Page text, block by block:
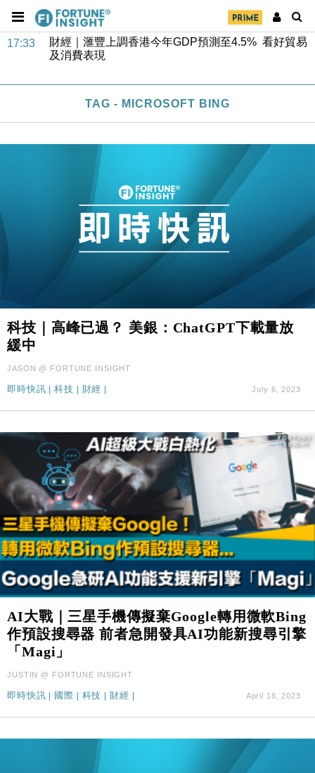
47仙
17:33
財經｜滙豐上調香港今年GDP預測至4.5% 看好貿易
及消費表現
財經｜日經失守6.5萬點後回穩 全周仍升近2%
財經｜韓股反覆波動收跌 連挫7周創逾3年最長跌勢
財經｜內地7月美元計價出口增近24%勝預期 貿易順
差達1125億美元
12:44
財經｜日本春季三度入市撐日圓 4月單日斥6.28萬億
日圓干預創新高
財經｜SA售股自救後再出手 斥4億美元押注未上市公
司
18:31
17:33
財經｜滙豐上調香港今年GDP預測至4.5% 看好貿易
及消費表現
損失近6900萬元
財經｜日經失守6.5萬點後回穩 全周仍升近2%
15:47
財經｜恒隆10月換帥 玩具「反」斗城亞洲CEO蔡德
粦接任
15:11
財經｜韓股反覆波動收跌 連挫7周創逾3年最長跌勢
13:44
財經｜內地7月美元計價出口增近24%勝預期 貿易順
差達1125億美元
12:44
財經｜日本春季三度入市撐日圓 4月單日斥6.28萬億
日圓干預創新高
11:12
國際｜特朗普料美伊戰事快結束 承認部分彈藥庫存緊
張
司
TAG - MICROSOFT BING
科技｜高峰已過？ 美銀：ChatGPT下載量放
緩中
JASON @ FORTUNE INSIGHT
即時快訊 |科技 財經 July 6, 2023
AI大戰｜三星手機傳擬棄Google轉用微軟Bing
作預設搜尋器 前者急開發具AI功能新搜尋引擎
「Magi」
JUSTIN @ FORTUNE INSIGHT
即時快訊 | 國際 | 科技 | 財經 | April 18, 2023